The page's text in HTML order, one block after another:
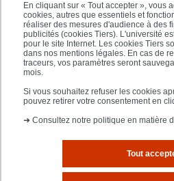
En cliquant sur « Tout accepter », vous
cookies, autres que essentiels et
réaliser des mesures d'audience à des
publicités (cookies Tiers). L'université
pour le site Internet. Les cookies Tiers
dans nos mentions légales. En cas de
traceurs, vos paramètres seront
mois.
Si vous souhaitez refuser les cookies
pouvez retirer votre consentement en
➜ Consultez notre politique en matière
Tout
PRATIQUE
ACCÈS RAPIDES
Plan